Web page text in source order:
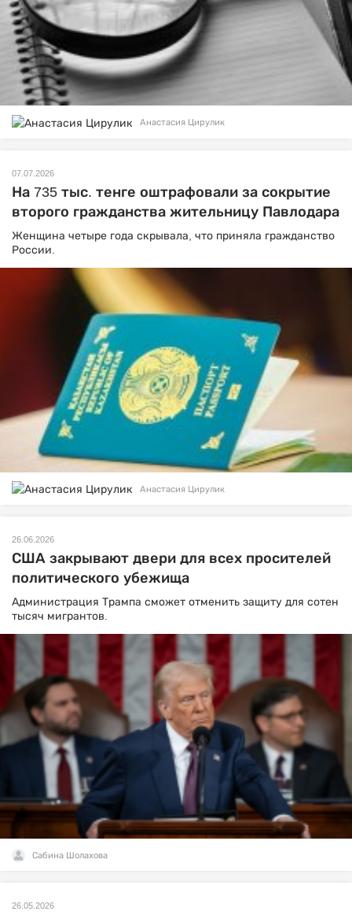
Анастасия Цирулик
07.07.2026
На 735 тыс. тенге оштрафовали за сокрытие
второго гражданства жительницу Павлодара
Женщина четыре года скрывала, что приняла гражданство
России.
Анастасия Цирулик
26.06.2026
США закрывают двери для всех просителей
политического убежища
Администрация Трампа сможет отменить защиту для сотен
тысяч мигрантов.
Сабина Шолахова
26.05.2026